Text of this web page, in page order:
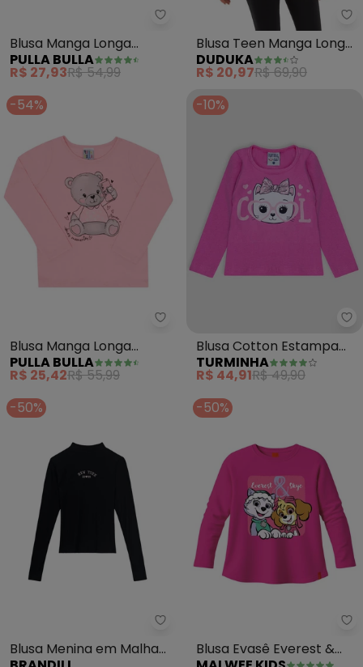
Pulla Bulla - Blusa Manga
Blusa Manga Longa
Menina (Rosa)
PULLA BULLA
R$ 27,93R$ 54,99
Blusa Teen Manga Longa
(Rosa)
DUDUKA
R$ 20,97R$ 69,90
-54%
Pulla Bulla - Blusa Manga
Blusa Manga Longa
Menina (Rosa)
PULLA BULLA
R$ 25,42R$ 55,99
-10%
Blusa Cotton Estampa
Gatinho Básica Menina
(Rosa)
TURMINHA
R$ 44,91R$ 49,90
-50%
Brandili - Blusa Menina em
Blusa Menina em Malha
-50%
Blusa Evasê Everest &